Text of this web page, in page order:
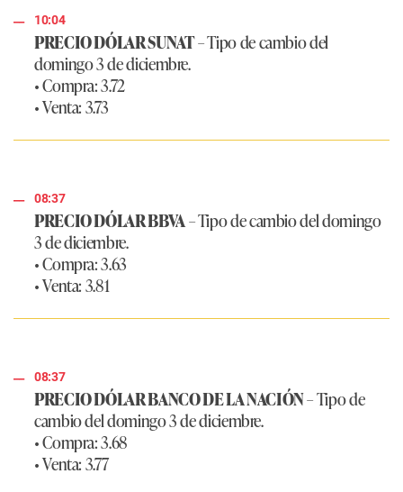
10:04
PRECIO DÓLAR SUNAT– Tipo de cambio del
domingo 3 de diciembre.
• Compra: 3.72
• Venta: 3.73
08:37
PRECIO DÓLAR BBVA– Tipo de cambio del domingo
3 de diciembre.
• Compra: 3.63
• Venta: 3.81
08:37
PRECIO DÓLAR BANCO DE LA NACIÓN– Tipo de
cambio del domingo 3 de diciembre.
• Compra: 3.68
• Venta: 3.77